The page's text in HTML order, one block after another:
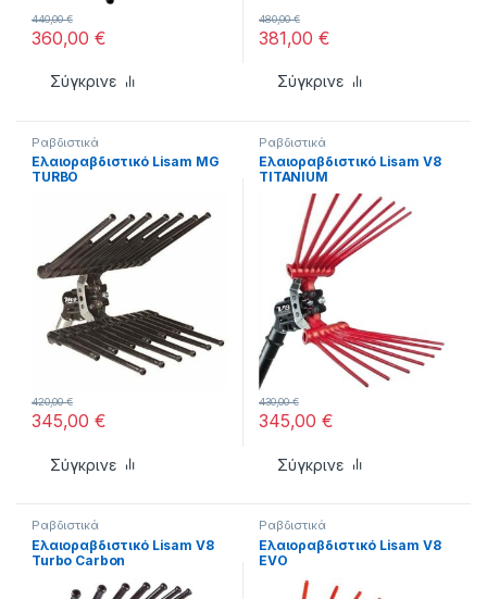
360,00€
440,00€
Σύγκρινε
381,00€
480,00€
Σύγκρινε
Ραβδιστικά
Ελαιοραβδιστικό Lisam MG
TURBO
345,00€
420,00€
Σύγκρινε
Ραβδιστικά
Ελαιοραβδιστικό Lisam V8
TITANIUM
345,00€
430,00€
Σύγκρινε
Ραβδιστικά
Ελαιοραβδιστικό Lisam V8
Turbo Carbon
Ραβδιστικά
Ελαιοραβδιστικό Lisam V8
EVO